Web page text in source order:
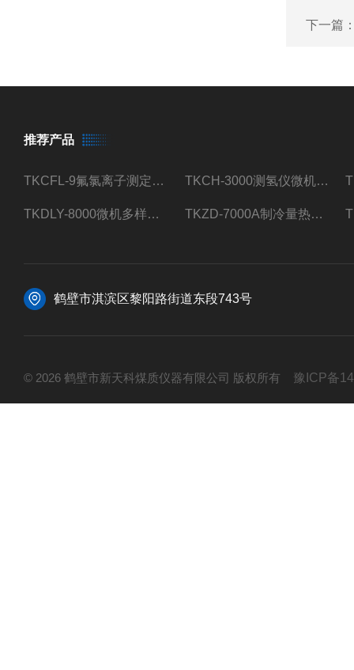
下一篇
推荐产品
TKCFL-9氟氯离子测定仪自动煤质检测 TKCH-3000测氢仪微机氢元素测定煤质检测
TKDLY-8000微机多样测硫仪自动定硫仪化验室硫含量测定 TKZD-7000A制冷量热仪自动升降热值仪煤质检测
鹤壁市淇滨区黎阳路街道东段743号
© 2026 鹤壁市新天科煤质仪器有限公司 版权所有 豫ICP备